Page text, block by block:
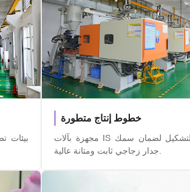
بيئات
خطوط إنتاج متطورة
مجهزة بآلات IS عالية الدقة ومعدات التشكيل لضمان سمك
جدار زجاجي ثابت ومتانة عالية.